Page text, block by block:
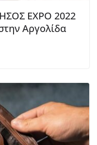
ΕΧΡΟ 2022
Αργολίδα